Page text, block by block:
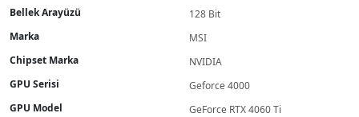
Bellek Arayüzü
128 Bit
Marka
MSI
Chipset Marka
NVIDIA
GPU Serisi
Geforce 4000
GPU Model
GeForce RTX 4060 Ti